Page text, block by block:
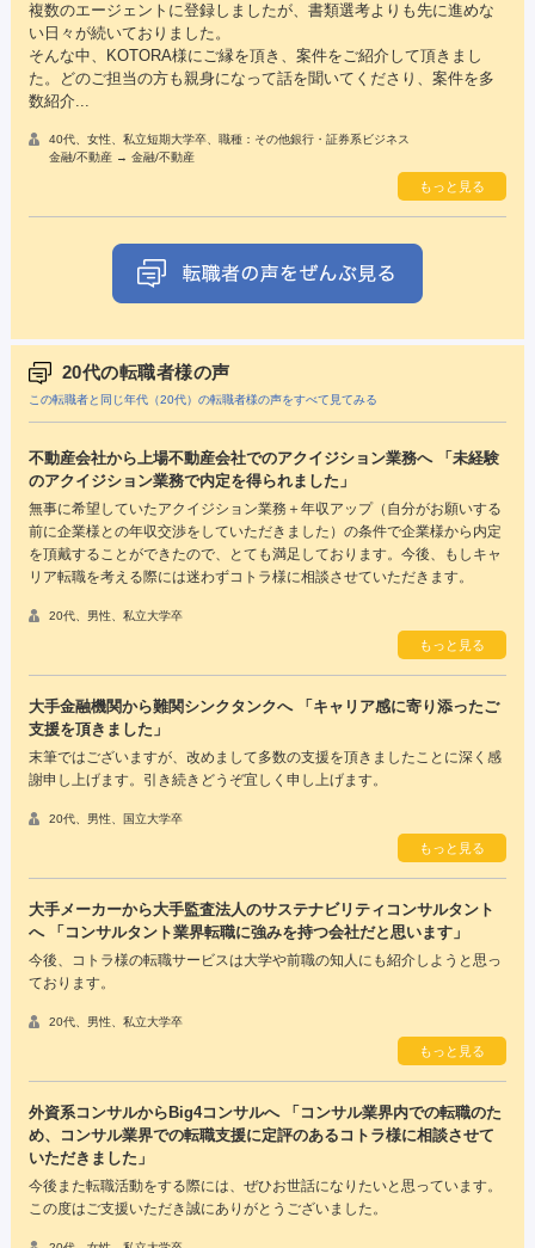
複数のエージェントに登録しましたが、書類選考よりも先に進めな
い日々が続いておりました。
そんな中、KOTORA様にご縁を頂き、案件をご紹介して頂きまし
た。どのご担当の方も親身になって話を聞いてくださり、案件を多
数紹介...
40代、女性、私立短期大学卒、職種：その他銀行・証券系ビジネス
金融/不動産 → 金融/不動産
もっと見る
20代の転職者様の声
この転職者と同じ年代（20代）の転職者様の声をすべて見てみる
不動産会社から上場不動産会社でのアクイジション業務へ 「未経験
のアクイジション業務で内定を得られました」
無事に希望していたアクイジション業務＋年収アップ（自分がお願いする
前に企業様との年収交渉をしていただきました）の条件で企業様から内定
を頂戴することができたので、とても満足しております。今後、もしキャ
リア転職を考える際には迷わずコトラ様に相談させていただきます。
20代、男性、私立大学卒
もっと見る
大手金融機関から難関シンクタンクへ 「キャリア感に寄り添ったご
支援を頂きました」
末筆ではございますが、改めまして多数の支援を頂きましたことに深く感
謝申し上げます。引き続きどうぞ宜しく申し上げます。
20代、男性、国立大学卒
もっと見る
大手メーカーから大手監査法人のサステナビリティコンサルタント
へ 「コンサルタント業界転職に強みを持つ会社だと思います」
今後、コトラ様の転職サービスは大学や前職の知人にも紹介しようと思っ
ております。
20代、男性、私立大学卒
もっと見る
外資系コンサルからBig4コンサルへ 「コンサル業界内での転職のた
め、コンサル業界での転職支援に定評のあるコトラ様に相談させて
いただきました」
今後また転職活動をする際には、ぜひお世話になりたいと思っています。
この度はご支援いただき誠にありがとうございました。